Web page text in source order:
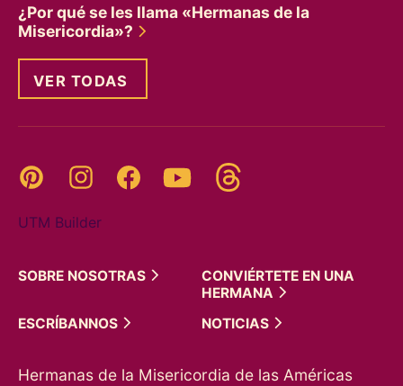
¿Por qué se les llama «Hermanas de la
Misericordia»?
VER TODAS
Pinterest InstagramFacebookYouTube
UTM Builder
SOBRE NOSOTRAS
CONVIÉRTETE EN UNA
HERMANA
ESCRÍBANNOS
NOTICIAS
Hermanas de la Misericordia de las Américas